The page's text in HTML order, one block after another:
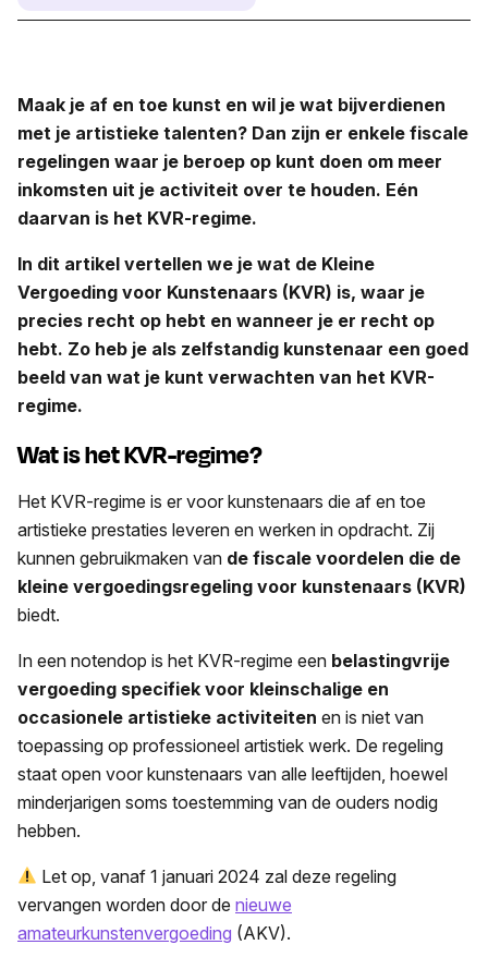
Maak je af en toe kunst en wil je wat bijverdienen
met je artistieke talenten? Dan zijn er enkele fiscale
regelingen waar je beroep op kunt doen om meer
inkomsten uit je activiteit over te houden. Eén
daarvan is het KVR-regime.
In dit artikel vertellen we je wat de Kleine
Vergoeding voor Kunstenaars (KVR) is, waar je
precies recht op hebt en wanneer je er recht op
hebt. Zo heb je als zelfstandig kunstenaar een goed
beeld van wat je kunt verwachten van het KVR-
regime.
Wat is het KVR-regime?
Het KVR-regime is er voor kunstenaars die af en toe
artistieke prestaties leveren en werken in opdracht. Zij
kunnen gebruikmaken van de fiscale voordelen die de
kleine vergoedingsregeling voor kunstenaars (KVR)
biedt.
In een notendop is het KVR-regime een belastingvrije
vergoeding specifiek voor kleinschalige en
occasionele artistieke activiteiten en is niet van
toepassing op professioneel artistiek werk. De regeling
staat open voor kunstenaars van alle leeftijden, hoewel
minderjarigen soms toestemming van de ouders nodig
hebben.
Let op, vanaf 1 januari 2024 zal deze regeling
vervangen worden door de nieuwe
amateurkunstenvergoeding (AKV).